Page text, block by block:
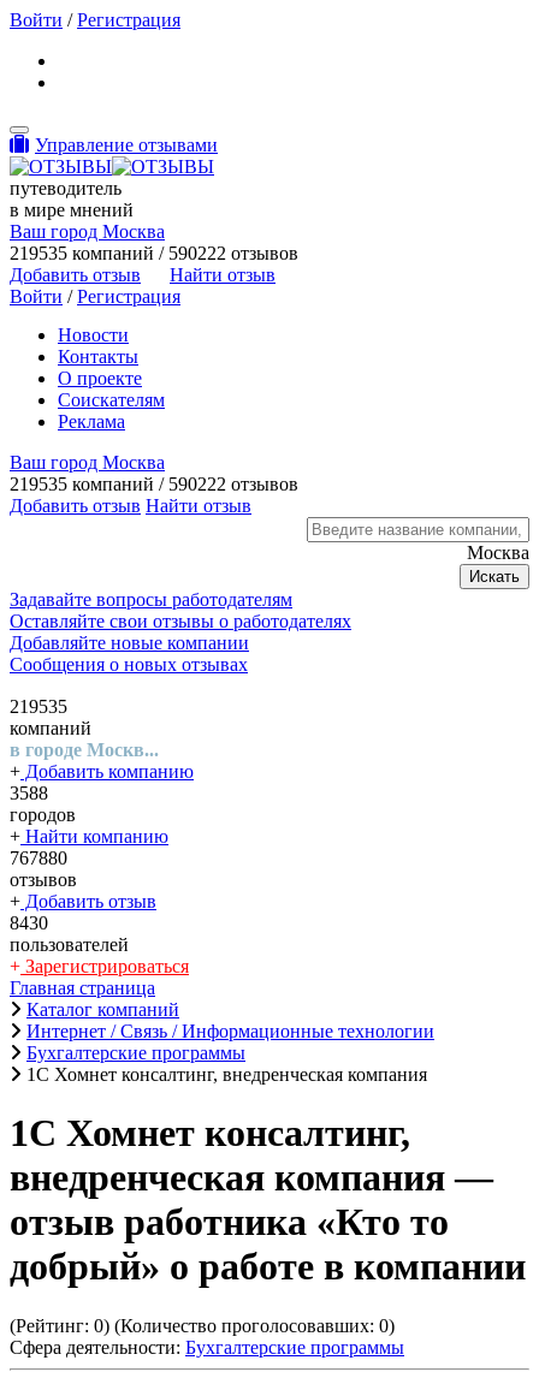
Войти /Регистрация
Toggle navigation
Управление отзывами
путеводитель
в мире мнений
Ваш город Москва
219535 компаний / 590222 отзывов
Добавить отзыв
Найти отзыв
Войти /Регистрация
Новости
Контакты
О проекте
Соискателям
Реклама
Ваш город Москва
219535 компаний / 590222 отзывов
Добавить отзыв Найти отзыв
Москва
Искать
Задавайте вопросы работодателям
Оставляйте свои отзывы о работодателях
Добавляйте новые компании
Сообщения о новых отзывах
219535
компаний
в городе Москв...
+ Добавить компанию
3588
городов
+ Найти компанию
767880
отзывов
+ Добавить отзыв
8430
пользователей
+ Зарегистрироваться
Главная страница
Каталог компаний
Интернет / Связь / Информационные технологии
Бухгалтерские программы
1С Хомнет консалтинг, внедренческая компания
1С Хомнет консалтинг,
внедренческая компания—
отзыв работника «Кто то
добрый» о работе в компании
(Рейтинг: 0) (Количество проголосовавших: 0)
Сфера деятельности: Бухгалтерские программы